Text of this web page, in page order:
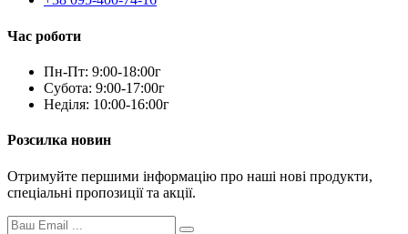
Час роботи
Пн-Пт: 9:00-18:00г
Субота: 9:00-17:00г
Неділя: 10:00-16:00г
Розсилка новин
Отримуйте першими інформацію про наші нові продукти,
спеціальні пропозиції та акції.